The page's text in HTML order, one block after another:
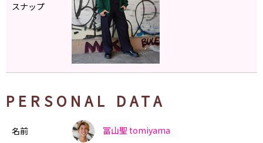
スナップ
PERSONAL DATA
名前 冨山聖 tomiyama